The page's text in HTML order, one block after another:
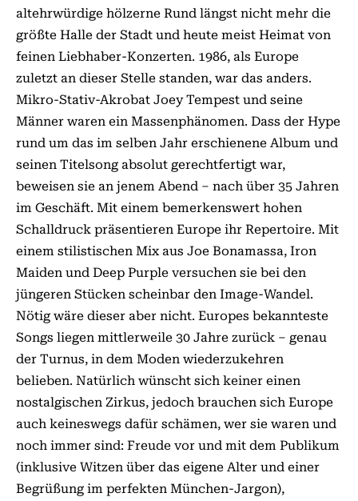
altehrwürdige hölzerne Rund längst nicht mehr die
größte Halle der Stadt und heute meist Heimat von
feinen Liebhaber-Konzerten. 1986, als Europe
zuletzt an dieser Stelle standen, war das anders.
Mikro-Stativ-Akrobat Joey Tempest und seine
Männer waren ein Massenphänomen. Dass der Hype
rund um das im selben Jahr erschienene Album und
seinen Titelsong absolut gerechtfertigt war,
beweisen sie an jenem Abend – nach über 35 Jahren
im Geschäft. Mit einem bemerkenswert hohen
Schalldruck präsentieren Europe ihr Repertoire. Mit
einem stilistischen Mix aus Joe Bonamassa, Iron
Maiden und Deep Purple versuchen sie bei den
jüngeren Stücken scheinbar den Image-Wandel.
Nötig wäre dieser aber nicht. Europes bekannteste
Songs liegen mittlerweile 30 Jahre zurück – genau
der Turnus, in dem Moden wiederzukehren
belieben. Natürlich wünscht sich keiner einen
nostalgischen Zirkus, jedoch brauchen sich Europe
auch keineswegs dafür schämen, wer sie waren und
noch immer sind: Freude vor und mit dem Publikum
(inklusive Witzen über das eigene Alter und einer
Begrüßung im perfekten München-Jargon),